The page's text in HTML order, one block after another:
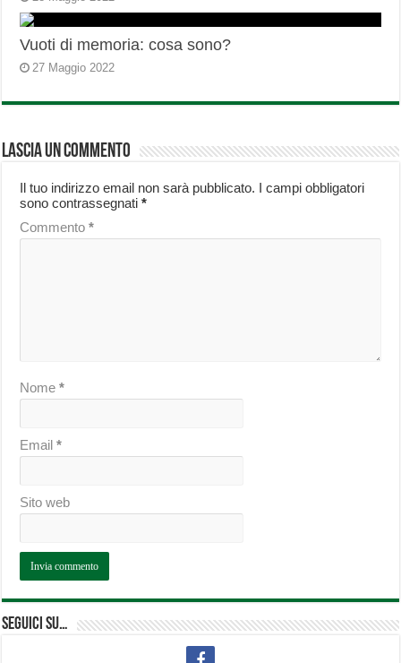
Vuoti di memoria: cosa sono?
27 Maggio 2022
Lascia un commento
Il tuo indirizzo email non sarà pubblicato. I campi obbligatori
sono contrassegnati*
Commento*
Nome*
Email*
Sito web
Seguici su…